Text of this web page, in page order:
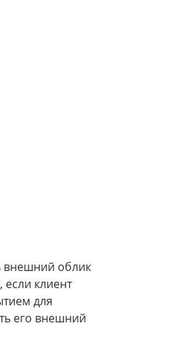
внешний облик
клиент
для
его внешний